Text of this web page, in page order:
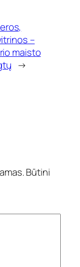
–
maisto
→
Būtini